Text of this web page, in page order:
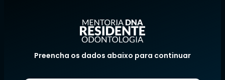
Preencha os dados abaixo para continuar